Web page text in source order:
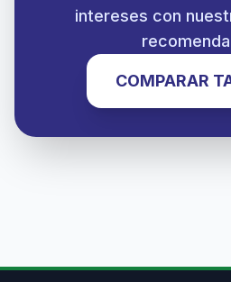
intereses con
COMPARAR